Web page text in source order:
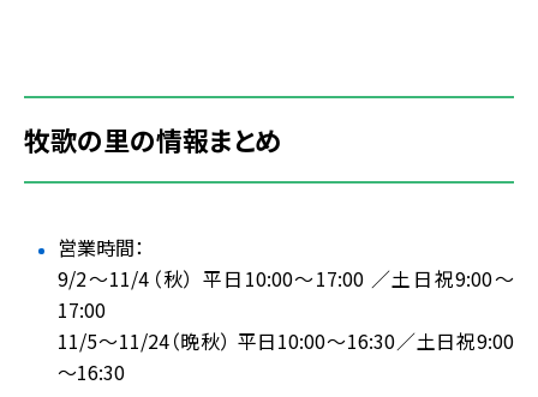
牧歌の里の情報まとめ
営業時間：
9/2～11/4（秋） 平日10:00～17:00 ／土日祝9:00～
17:00
11/5～11/24（晩秋） 平日10:00～16:30／土日祝9:00
～16:30